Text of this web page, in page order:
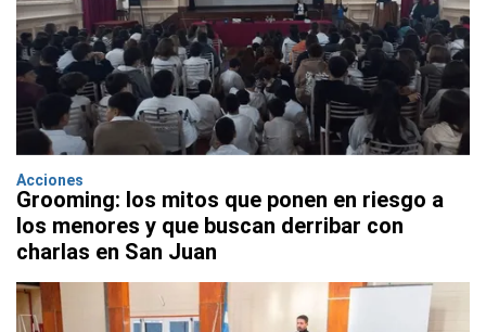
Acciones
Grooming: los mitos que ponen en riesgo a
los menores y que buscan derribar con
charlas en San Juan